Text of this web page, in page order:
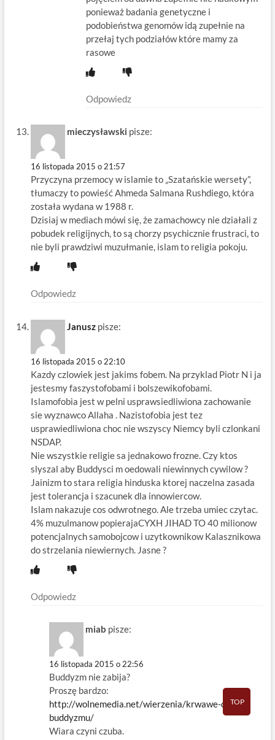
ponieważ badania genetyczne i
podobieństwa genomów idą zupełnie na
przełaj tych podziałów które mamy za
rasowe
Odpowiedz
mieczysławski pisze:
16 listopada 2015 o 21:57
Przyczyna przemocy w islamie to „Szatańskie wersety”,
tłumaczy to powieść Ahmeda Salmana Rushdiego, która
została wydana w 1988 r.
Dzisiaj w mediach mówi się, że zamachowcy nie działali z
pobudek religijnych, to są chorzy psychicznie frustraci, to
nie byli prawdziwi muzułmanie, islam to religia pokoju.
Odpowiedz
Janusz pisze:
16 listopada 2015 o 22:10
Kazdy czlowiek jest jakims fobem. Na przyklad Piotr N i ja
jestesmy faszystofobami i bolszewikofobami.
Islamofobia jest w pelni usprawsiedliwiona zachowanie
sie wyznawco Allaha . Nazistofobia jest tez
usprawiedliwiona choc nie wszyscy Niemcy byli czlonkani
NSDAP.
Nie wszystkie religie sa jednakowo frozne. Czy ktos
slyszal aby Buddysci m oedowali niewinnych cywilow ?
Jainizm to stara religia hinduska ktorej naczelna zasada
jest tolerancja i szacunek dla innowiercow.
Islam nakazuje cos odwrotnego. Ale trzeba umiec czytac.
4% muzulmanow popierajaCYXH JIHAD TO 40 milionow
potencjalnych samobojcow i uzytkownikow Kalasznikowa
do strzelania niewiernych. Jasne ?
Odpowiedz
miab pisze:
16 listopada 2015 o 22:56
Buddyzm nie zabija?
Proszę bardzo:
http://wolnemedia.net/wierzenia/krwawe-dzieje-
buddyzmu/
Wiara czyni czuba.
TOP